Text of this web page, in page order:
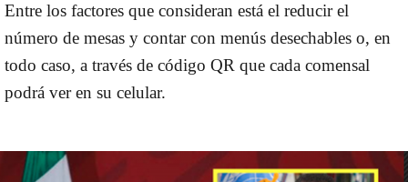
Entre los factores que consideran está el reducir el
número de mesas y contar con menús desechables o, en
todo caso, a través de código QR que cada comensal
podrá ver en su celular.